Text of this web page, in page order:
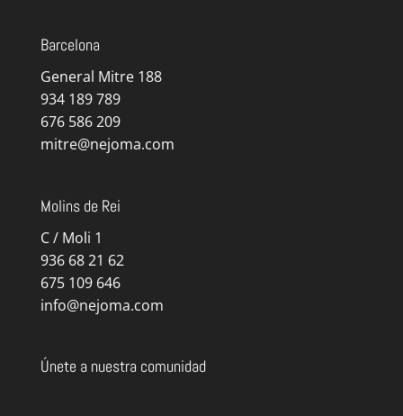
Barcelona
General Mitre 188
934 189 789
676 586 209
mitre@nejoma.com
Molins de Rei
C / Moli 1
936 68 21 62
675 109 646
info@nejoma.com
Únete a nuestra comunidad